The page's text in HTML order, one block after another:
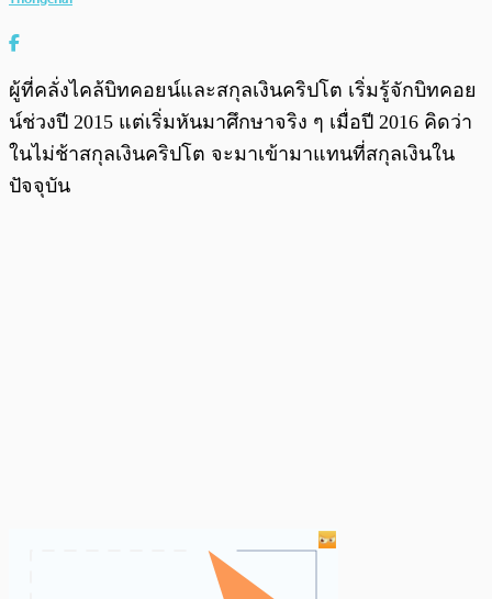
ผู้ที่คลั่งไคล้บิทคอยน์และสกุลเงินคริปโต เริ่มรู้จักบิทคอย
น์ช่วงปี 2015 แต่เริ่มหันมาศึกษาจริง ๆ เมื่อปี 2016 คิดว่า
ในไม่ช้าสกุลเงินคริปโต จะมาเข้ามาแทนที่สกุลเงินใน
ปัจจุบัน